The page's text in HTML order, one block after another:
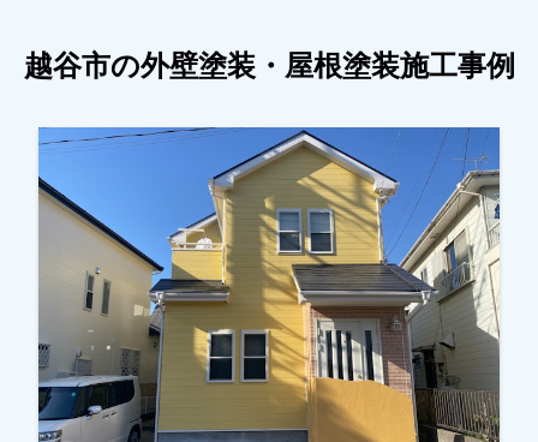
越谷市の外壁塗装・屋根塗装施工事例